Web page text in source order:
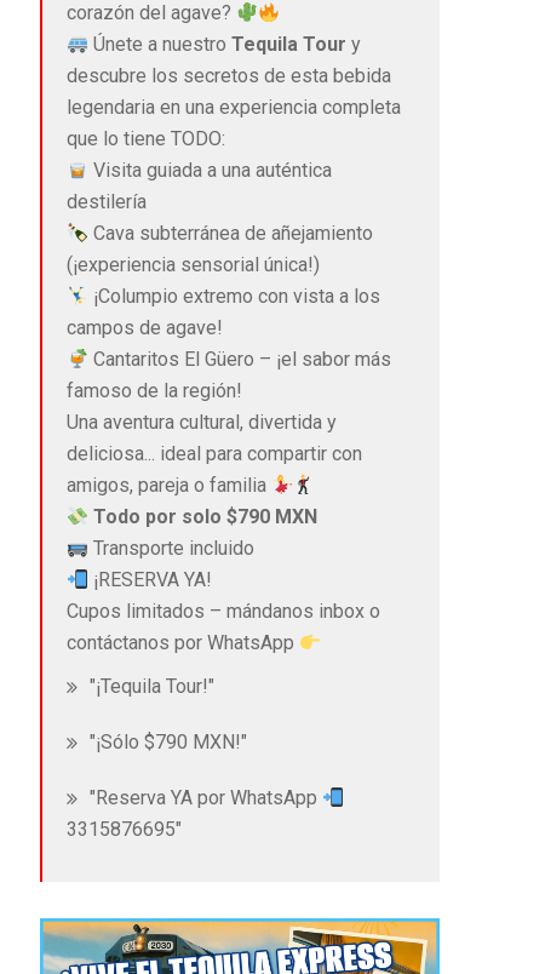
corazón del agave?
Únete a nuestroTequila Tour y
descubre los secretos de esta bebida
legendaria en una experiencia completa
que lo tiene TODO:
Visita guiada a una auténtica
destilería
Cava subterránea de añejamiento
(¡experiencia sensorial única!)
¡Columpio extremo con vista a los
campos de agave!
Cantaritos El Güero – ¡el sabor más
famoso de la región!
Una aventura cultural, divertida y
deliciosa... ideal para compartir con
amigos, pareja o familia
Todo por solo $790 MXN
Transporte incluido
¡RESERVA YA!
Cupos limitados – mándanos inbox o
contáctanos por WhatsApp
"¡Tequila Tour!"
"¡Sólo $790 MXN!"
"Reserva YA por WhatsApp
3315876695"